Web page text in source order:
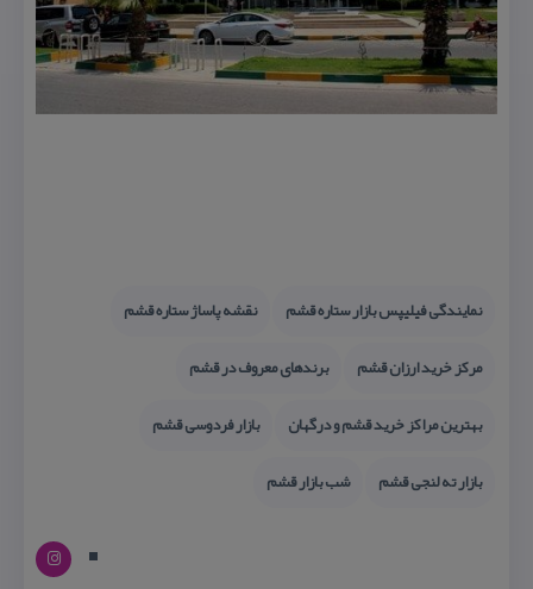
نمایندگی فیلیپس بازار ستاره قشم
نقشه پاساژ ستاره قشم
مركز خرید ارزان قشم
برندهای معروف در قشم
بهترین مراكز خرید قشم و درگهان
بازار فردوسی قشم
بازار ته لنجی قشم
شب بازار قشم